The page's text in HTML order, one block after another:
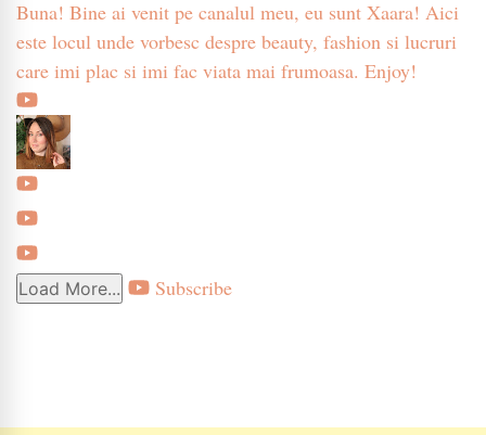
Buna! Bine ai venit pe canalul meu, eu sunt Xaara! Aici
este locul unde vorbesc despre beauty, fashion si lucruri
care imi plac si imi fac viata mai frumoasa. Enjoy!
Load More... Subscribe